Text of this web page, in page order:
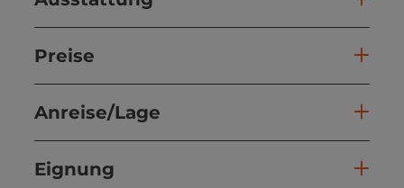
Preise
Anreise/Lage
Eignung